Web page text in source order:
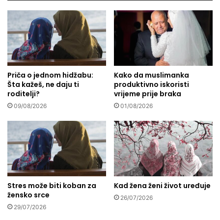
o
i
t
i
k
a
n
e
m
r
a
t
e
g
i
j
B
u
a
d
ž
i
ć
a
l
a
d
i
n
a
i
Priča o jednom hidžabu:
Šta kažeš, ne daju ti
roditelji?
09/08/2026
Kako da muslimanka
produktivno iskoristi
vrijeme prije braka
01/08/2026
Stres može biti koban za
žensko srce
29/07/2026
Kad žena ženi život uređuje
26/07/2026